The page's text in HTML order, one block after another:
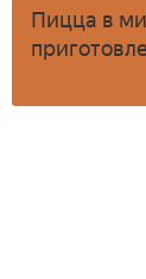
Пицца в